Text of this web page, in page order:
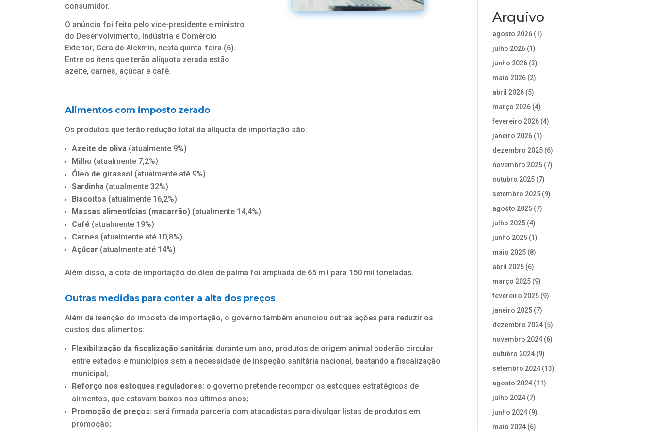
consumidor.
O anúncio foi feito pelo vice-presidente e ministro
do Desenvolvimento, Indústria e Comércio
Exterior, Geraldo Alckmin, nesta quinta-feira (6).
Entre os itens que terão alíquota zerada estão
azeite, carnes, açúcar e café.
Alimentos com imposto zerado
Os produtos que terão redução total da alíquota de importação são:
Azeite de oliva (atualmente 9%)
Milho (atualmente 7,2%)
Óleo de girassol (atualmente até 9%)
Sardinha (atualmente 32%)
Biscoitos (atualmente 16,2%)
Massas alimentícias (macarrão) (atualmente 14,4%)
Café (atualmente 19%)
Carnes (atualmente até 10,8%)
Açúcar (atualmente até 14%)
Além disso, a cota de importação do óleo de palma foi ampliada de 65 mil para 150 mil toneladas.
Outras medidas para conter a alta dos preços
Além da isenção do imposto de importação, o governo também anunciou outras ações para reduzir os
custos dos alimentos:
Flexibilização da fiscalização sanitária: durante um ano, produtos de origem animal poderão circular
entre estados e municípios sem a necessidade de inspeção sanitária nacional, bastando a fiscalização
municipal;
Reforço nos estoques reguladores: o governo pretende recompor os estoques estratégicos de
alimentos, que estavam baixos nos últimos anos;
Promoção de preços: será firmada parceria com atacadistas para divulgar listas de produtos em
promoção;
Arquivo
agosto 2026 (1)
julho 2026 (1)
junho 2026 (3)
maio 2026 (2)
abril 2026 (5)
março 2026 (4)
fevereiro 2026 (4)
janeiro 2026 (1)
dezembro 2025 (6)
novembro 2025 (7)
outubro 2025 (7)
setembro 2025 (9)
agosto 2025 (7)
julho 2025 (4)
junho 2025 (1)
maio 2025 (8)
abril 2025 (6)
março 2025 (9)
fevereiro 2025 (9)
janeiro 2025 (7)
dezembro 2024 (5)
novembro 2024 (6)
outubro 2024 (9)
setembro 2024 (13)
agosto 2024 (11)
julho 2024 (7)
junho 2024 (9)
maio 2024 (6)